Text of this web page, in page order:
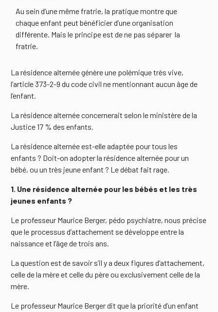
Au sein d’une même fratrie, la pratique montre que
chaque enfant peut bénéficier d’une organisation
différente. Mais le principe est de ne pas séparer la
fratrie.
La résidence alternée génère une polémique très vive,
l’article 373-2-9 du code civil ne mentionnant aucun âge de
l’enfant.
La résidence alternée concernerait selon le ministère de la
Justice 17 % des enfants.
La résidence alternée est-elle adaptée pour tous les
enfants ? Doit-on adopter la résidence alternée pour un
bébé, ou un très jeune enfant ? Le débat fait rage.
1. Une résidence alternée pour les bébés et les très
jeunes enfants ?
Le professeur Maurice Berger, pédo psychiatre, nous précise
que le processus d’attachement se développe entre la
naissance et l’âge de trois ans.
La question est de savoir s’il y a deux figures d’attachement,
celle de la mère et celle du père ou exclusivement celle de la
mère.
Le professeur Maurice Berger dit que la priorité d’un enfant